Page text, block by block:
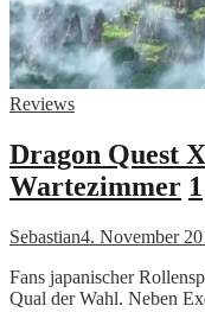
Reviews
Dragon Quest
Wartezimmer 1
Sebastian4. November
Fans japanischer
Qual der Wahl. Neben